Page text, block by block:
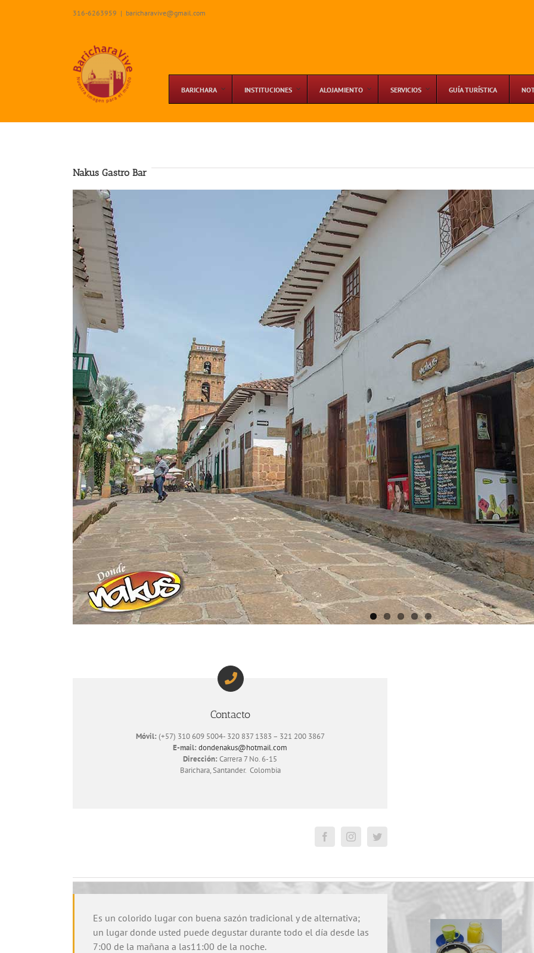
316-6263959 | baricharavive@gmail.com
BARICHARA INSTITUCIONES ALOJAMIENTO SERVICIOS GUÍA TURÍSTICA
Nakus Gastro Bar
Contacto
Móvil: (+57) 310 609 5004- 320 837 1383 – 321 200 3867
E-mail: dondenakus@hotmail.com
Dirección: Carrera 7 No. 6-15
Barichara, Santander. Colombia
Es un colorido lugar con buena sazón tradicional y de alternativa;
un lugar donde usted puede degustar durante todo el día desde las
7:00 de la mañana a las11:00 de la noche.